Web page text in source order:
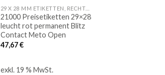
21000 Preisetiketten 29×28
leucht rot permanent Blitz
Contact Meto Open
47,67€
exkl. 19 % MwSt.